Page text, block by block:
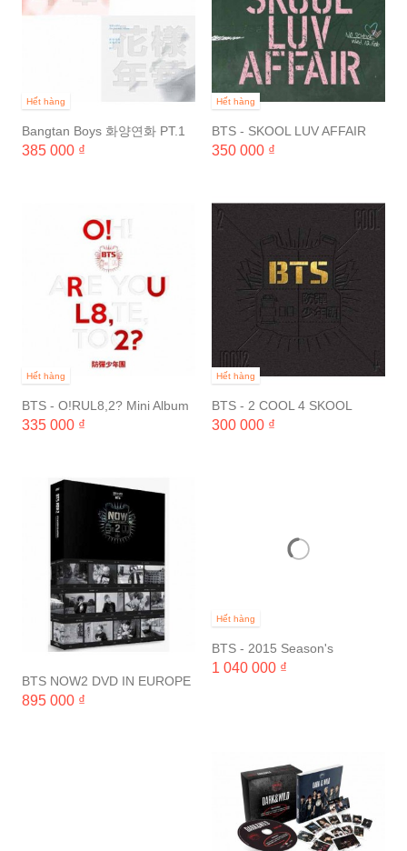
Hết hàng
Bangtan Boys 화양연화 PT.1
3rd Mini Album
385 000 ₫
Hết hàng
BTS - SKOOL LUV AFFAIR
2nd Mini Album
350 000 ₫
Hết hàng
BTS - O!RUL8,2? Mini Album
335 000 ₫
Hết hàng
BTS - 2 COOL 4 SKOOL
Single Album
300 000 ₫
BTS NOW2 DVD IN EUROPE
& AMERICA (1 DISC)
895 000 ₫
Hết hàng
BTS - 2015 Season's
Greeting
1 040 000 ₫